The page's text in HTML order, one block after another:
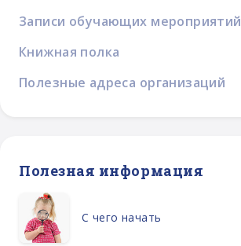
Записи обучающих мероприятий
Книжная полка
Полезные адреса организаций
Полезная информация
С чего начать